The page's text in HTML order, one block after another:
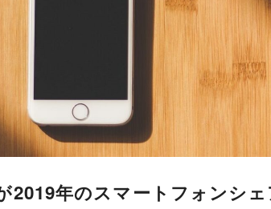
年のスマートフォンシ